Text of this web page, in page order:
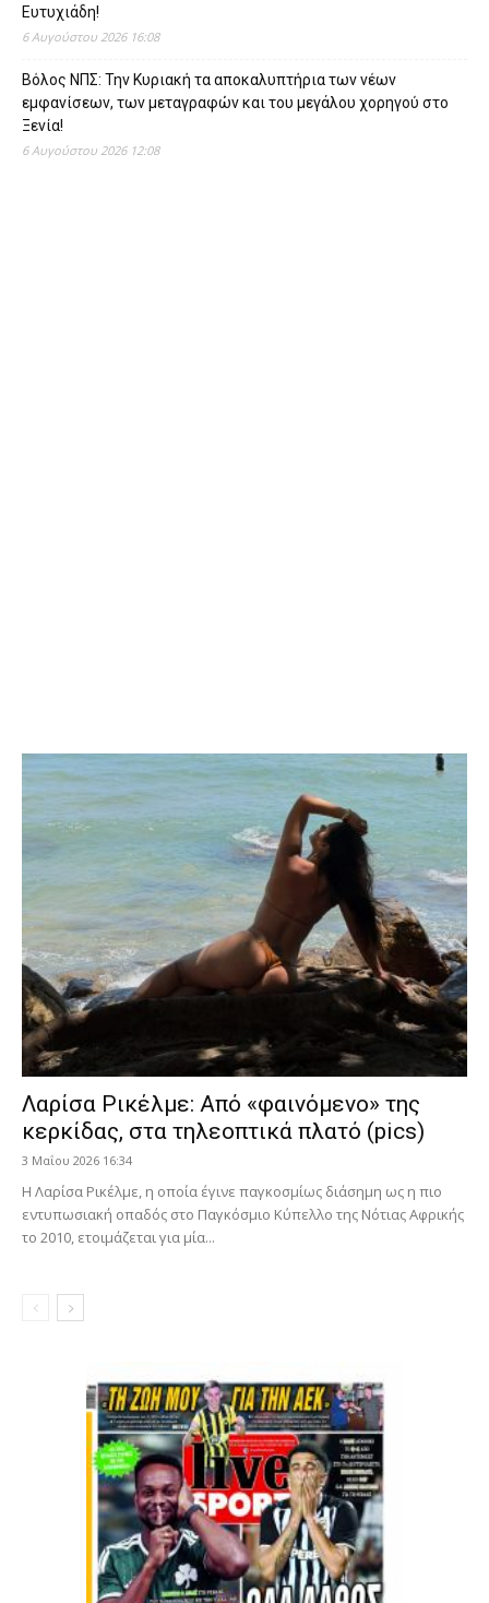
Ευτυχιάδη!
6 Αυγούστου 2026 16:08
Βόλος ΝΠΣ: Την Κυριακή τα αποκαλυπτήρια των νέων
εμφανίσεων, των μεταγραφών και του μεγάλου χορηγού στο
Ξενία!
6 Αυγούστου 2026 12:08
Λαρίσα Ρικέλμε: Από «φαινόμενο» της
κερκίδας, στα τηλεοπτικά πλατό (pics)
3 Μαΐου 2026 16:34
Η Λαρίσα Ρικέλμε, η οποία έγινε παγκοσμίως διάσημη ως η πιο
εντυπωσιακή οπαδός στο Παγκόσμιο Κύπελλο της Νότιας Αφρικής
το 2010, ετοιμάζεται για μία...